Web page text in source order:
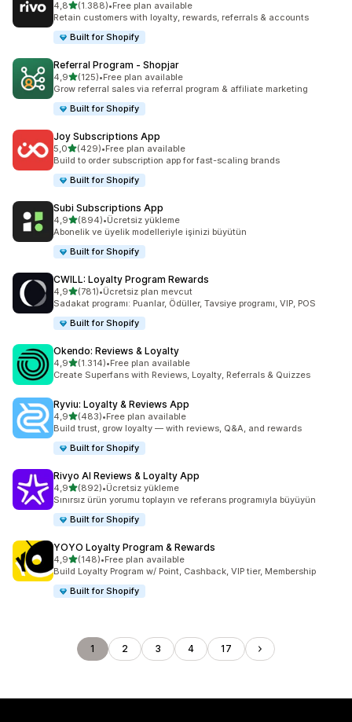
4,85 yıldız üzerinden
(1.388)
toplam 1388 değerlendirme
•Free plan available
Retain customers with loyalty, rewards, referrals & accounts
Built for Shopify
Referral Program ‑ Shopjar
4,95 yıldız üzerinden
(125)
toplam 125 değerlendirme
•Free plan available
Grow referral sales via referral program & affiliate marketing
Built for Shopify
Joy Subscriptions App
5,05 yıldız üzerinden
(429)
toplam 429 değerlendirme
•Free plan available
Build to order subscription app for fast-scaling brands
Built for Shopify
Subi Subscriptions App
4,95 yıldız üzerinden
(894)
toplam 894 değerlendirme
•Ücretsiz yükleme
Abonelik ve üyelik modelleriyle işinizi büyütün
Built for Shopify
CWILL: Loyalty Program Rewards
4,95 yıldız üzerinden
(781)
toplam 781 değerlendirme
•Ücretsiz plan mevcut
Sadakat programı: Puanlar, Ödüller, Tavsiye programı, VIP, POS
Built for Shopify
Okendo: Reviews & Loyalty
4,95 yıldız üzerinden
(1.314)
toplam 1314 değerlendirme
•Free plan available
Create Superfans with Reviews, Loyalty, Referrals & Quizzes
Ryviu: Loyalty & Reviews App
4,95 yıldız üzerinden
(483)
toplam 483 değerlendirme
•Free plan available
Build trust, grow loyalty — with reviews, Q&A, and rewards
Built for Shopify
Rivyo AI Reviews & Loyalty App
4,95 yıldız üzerinden
(892)
toplam 892 değerlendirme
•Ücretsiz yükleme
Sınırsız ürün yorumu toplayın ve referans programıyla büyüyün
Built for Shopify
YOYO Loyalty Program & Rewards
4,95 yıldız üzerinden
(148)
toplam 148 değerlendirme
•Free plan available
Build Loyalty Program w/ Point, Cashback, VIP tier, Membership
Built for Shopify
1 2 3 4 17